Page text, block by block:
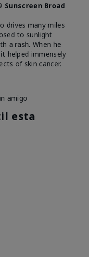
Sunscreen Broad
drives many miles
to sunlight
a rash. When he
helped immensely
of skin cancer.
amigo
esta